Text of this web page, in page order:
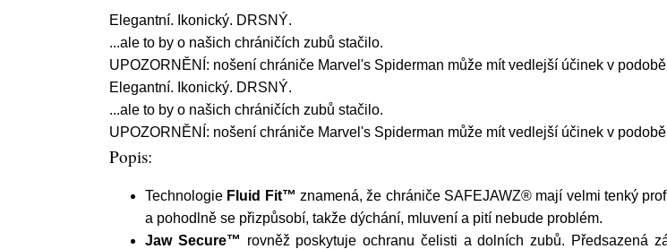
Elegantní. Ikonický. DRSNÝ.
...ale to by o našich chráničích zubů stačilo.
UPOZORNĚNÍ: nošení chrániče Marvel's Spiderman může mít vedlejší účinek v
Elegantní. Ikonický. DRSNÝ.
...ale to by o našich chráničích zubů stačilo.
UPOZORNĚNÍ: nošení chrániče Marvel's Spiderman může mít vedlejší účinek v
Popis:
Technologie Fluid Fit™ znamená, že chrániče SAFEJAWZ® mají velmi tenký
a pohodlně se přizpůsobí, takže dýchání, mluvení a pití nebude problém.
Jaw Secure™ rovněž poskytuje ochranu čelisti a dolních zubů. Předsazená